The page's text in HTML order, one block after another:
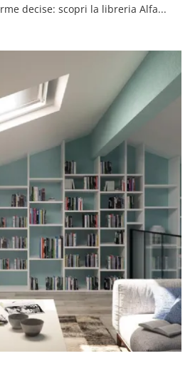
Materiali di pregio e forme decise: scopri la libreria Alfabeto 05 di De Rosso tra le più esclusive Librerie moderne componibili.